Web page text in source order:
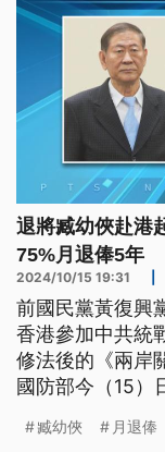
退將臧幼俠赴港
75%月退俸5年
2024/10/15 19:31
前國民黨黃復興
香港參加中共統
修法後的《兩岸
國防部今（15）
章。臧幼俠透過
臧幼俠 月退俸